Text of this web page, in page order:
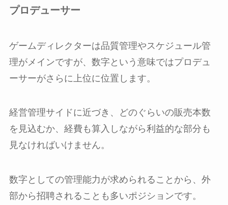
プロデューサー
ゲームディレクターは品質管理やスケジュール管
理がメインですが、数字という意味ではプロデュ
ーサーがさらに上位に位置します。
経営管理サイドに近づき、どのぐらいの販売本数
を見込むか、経費も算入しながら利益的な部分も
見なければいけません。
数字としての管理能力が求められることから、外
部から招聘されることも多いポジションです。